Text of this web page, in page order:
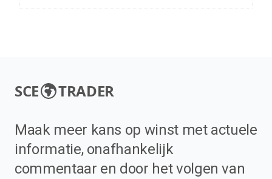
SCE TRADER
Maak meer kans op winst met actuele
informatie, onafhankelijk
commentaar en door het volgen van